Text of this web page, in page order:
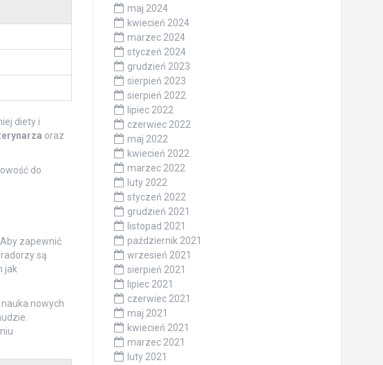
diety i
oraz
do
zapewnić
są
jak
nowych
maj 2024
kwiecień 2024
marzec 2024
styczeń 2024
grudzień 2023
sierpień 2023
sierpień 2022
lipiec 2022
czerwiec 2022
maj 2022
kwiecień 2022
marzec 2022
luty 2022
styczeń 2022
grudzień 2021
listopad 2021
październik 2021
wrzesień 2021
sierpień 2021
lipiec 2021
czerwiec 2021
maj 2021
kwiecień 2021
marzec 2021
luty 2021